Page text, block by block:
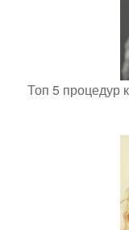
Топ 5 процедур